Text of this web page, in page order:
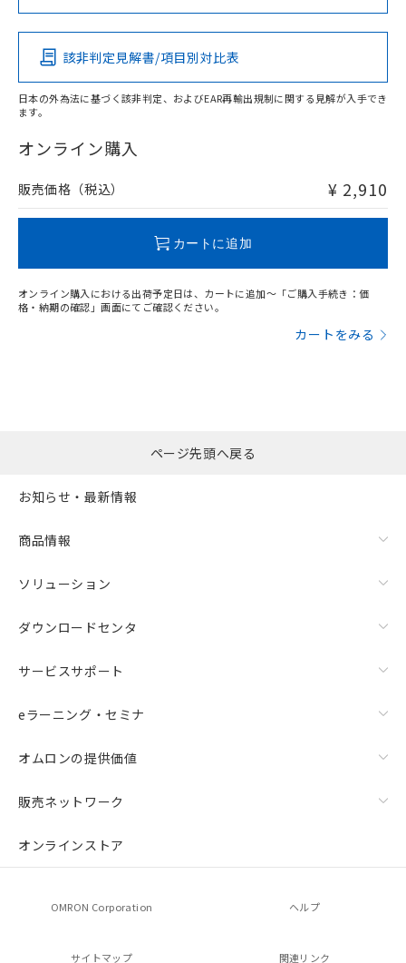
Pb Hg Cd Cr(VI)
O
在庫等で未対応品が混在する可能性があります。
問い合わせください。
この製品の規格認証/適合状況ページへ
その他の認証はこちらのページからご検索ください
該非判定見解書/項目別対比表
日本の外為法に基づく該非判定、およびEAR再輸出規制に関する見解が入手でき
ます。
オンライン購入
販売価格（税込） ¥ 2,910
カートに追加
オンライン購入における出荷予定日は、カートに追加～「ご購入手続き：価
格・納期の確認」画面にてご確認ください。
カートをみる
ページ先頭へ戻る
お知らせ・最新情報
商品情報
ソリューション
ダウンロードセンタ
サービスサポート
eラーニング・セミナ
オムロンの提供価値
販売ネットワーク
オンラインストア
OMRON Corporation ヘルプ
サイトマップ 関連リンク